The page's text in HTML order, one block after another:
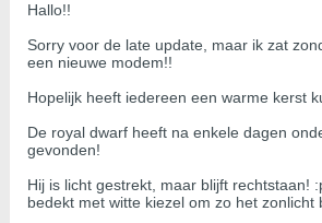
Hallo!!
Sorry voor de late update, maar ik zat
een nieuwe modem!!
Hopelijk heeft iedereen een warme kerst
De royal dwarf heeft na enkele dagen
gevonden!
Hij is licht gestrekt, maar blijft rechtstaan!
bedekt met witte kiezel om zo het zonlicht